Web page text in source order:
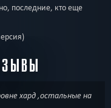
последние, кто еще
хард ,остальные на